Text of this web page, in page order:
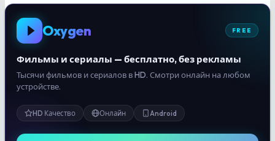
Oxygen FREE
Фильмы и сериалы — бесплатно, без рекламы
Тысячи фильмов и сериалов в HD. Смотри онлайн на любом
устройстве.
HD Качество Онлайн Android